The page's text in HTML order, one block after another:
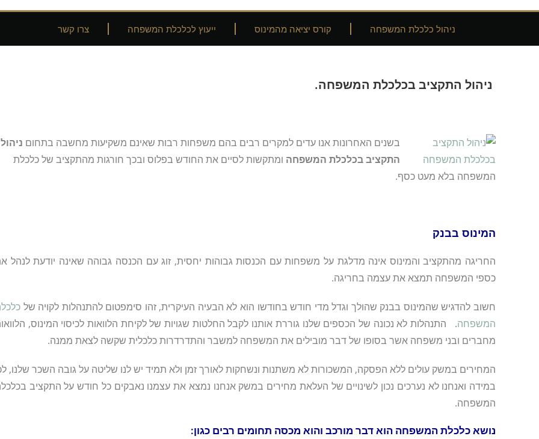
ניהול כלכלת המשפחה קורס יציאה מהמינוס ייעוץ לכלכלת המשפחה צרו קשר
ניהול התקציב בכלכלת המשפחה.
בשנים האחרונות אנו עדים למקרים רבים בהם משפחות רבות שאינם משקיעות מחשבה בתחום ניהול
התקציב בכלכלת המשפחה ומתקשות לסיים את החודש בפלוס ובכך חורגות מהתקציב של כלכלת
המשפחה בלא מעט כסף.
המינוס בבנק
החריגה מהתקציב והמינוס אינה מדלגת על משפחות עם הכנסות גבוהות יחסית, זוג עם הכנסה גבוהה שאינה יודעת לנהל
כספי המשפחה תמצא את עצמה בחריגה.
חשוב להדגיש שהמינוס בבנק שהולך וגדל מדי חודש בחודשו הוא לא הבעיה העיקרית, זהו סימפטום להתנהלות לקויה של
המשפחה. התנהלות לא נכונה של הכספים שלנו גוררת אותנו לקבל החלטות שגויות של לקיחת הלוואות לכיסוי המינוס,
מחברים ובני משפחה אשר בסופו של דבר מובילים את המשפחה למשבר והתדרדרות כלכלית שקשה לצאת ממנה.
המחירים במשק עולים ללא הפסקה, המשכורות לא משתנות ונשחקות לאורך זמן ולא תמיד יש לנו שליטה על גובה השכר שלנו,
במידה ואנחנו לא נערכים נכון לשינויים של העלאת מחירים במשק אנחנו נמצא את עצמנו נאבקים כל חודש על התקציב
המשפחה.
נושא כלכלת המשפחה הוא דבר מורכב והוא מכסה תחומים רבים כגון: